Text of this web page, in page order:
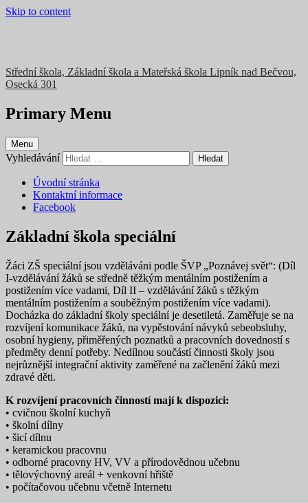
Skip to content
Střední škola, Základní škola a Mateřská škola Lipník nad Bečvou,
Osecká 301
Primary Menu
Menu
Vyhledávání
Úvodní stránka
Kontaktní informace
Facebook
Základní škola speciální
Žáci ZŠ speciální jsou vzděláváni podle ŠVP „Poznávej svět“: (Díl
I-vzdělávání žáků se středně těžkým mentálním postižením a
postižením více vadami, Díl II – vzdělávání žáků s těžkým
mentálním postižením a souběžným postižením více vadami).
Docházka do základní školy speciální je desetiletá. Zaměřuje se na
rozvíjení komunikace žáků, na vypěstování návyků sebeobsluhy,
osobní hygieny, přiměřených poznatků a pracovních dovedností s
předměty denní potřeby. Nedílnou součástí činnosti školy jsou
nejrůznější integrační aktivity zaměřené na začlenění žáků mezi
zdravé děti.
K rozvíjení pracovních činností mají k dispozici:
• cvičnou školní kuchyň
• školní dílny
• šicí dílnu
• keramickou pracovnu
• odborné pracovny HV, VV a přírodovědnou učebnu
• tělovýchovný areál + venkovní hřiště
• počítačovou učebnu včetně Internetu